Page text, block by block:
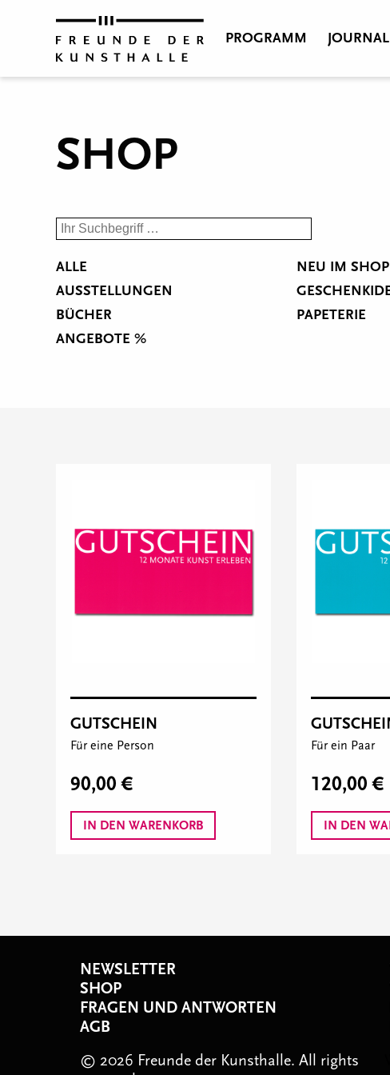
PROGRAMM JOURNAL
SHOP
ALLE NEU IM SHOP
AUSSTELLUNGEN
BÜCHER
PAPETERIE
ANGEBOTE %
GUTSCHEIN
Für eine Person
90,00 €
IN DEN WARENKORB
Für ein Paar
120,00 €
IN DEN
© 2026 Freunde der Kunsthalle. All rights
NEWSLETTER
SHOP
FRAGEN UND ANTWORTEN
AGB